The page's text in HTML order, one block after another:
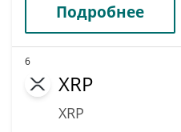
Подробнее
6
XRP
XRP